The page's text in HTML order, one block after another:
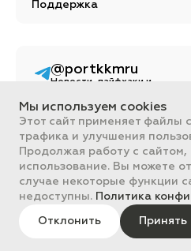
Поддержка
Вся информация, размещенная на
характер и не является
положениями Статьи 437 ГК РФ.
Все цены на сайте указаны с НДС.
ОГРН 1022401953496
ПОРТ 2011-2026
Политика обработки данных
@portkkmru
Новости, лайфхаки и
контент PORT - бизнес
портал
Мы используем cookies
Этот сайт применяет файлы
трафика и улучшения
Продолжая работу с
использование. Вы можете
случае некоторые функции
недоступны. Политика
Отклонить Принять